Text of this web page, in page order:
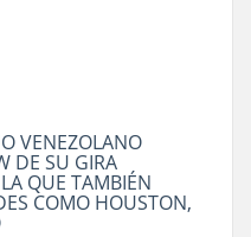
VENEZOLANO
DE SU GIRA
QUE TAMBIÉN
COMO HOUSTON,